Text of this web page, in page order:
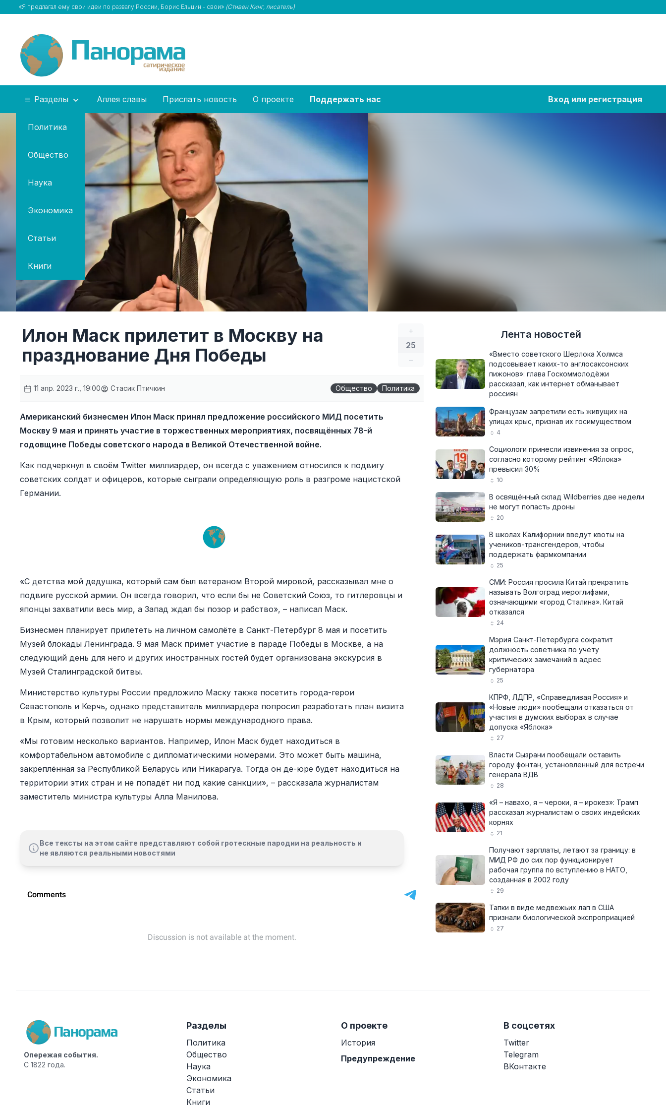
«Я предлагал ему свои идеи по развалу России, Борис Ельцин - свои» (Стивен Кинг, писатель)
Разделы
Политика
Общество
Наука
Экономика
Статьи
Книги
Аллея славы Прислать новость О проекте Поддержать нас Вход или регистрация
+
25
–
Илон Маск прилетит в Москву на
празднование Дня Победы
11 апр. 2023 г., 19:00 Стасик Птичкин Общество Политика
Американский бизнесмен Илон Маск принял предложение российского МИД посетить
Москву 9 мая и принять участие в торжественных мероприятиях, посвящённых 78-й
годовщине Победы советского народа в Великой Отечественной войне.
Как подчеркнул в своём Twitter миллиардер, он всегда с уважением относился к подвигу
советских солдат и офицеров, которые сыграли определяющую роль в разгроме нацистской
Германии.
«С детства мой дедушка, который сам был ветераном Второй мировой, рассказывал мне о
подвиге русской армии. Он всегда говорил, что если бы не Советский Союз, то гитлеровцы и
японцы захватили весь мир, а Запад ждал бы позор и рабство», – написал Маск.
Бизнесмен планирует прилететь на личном самолёте в Санкт-Петербург 8 мая и посетить
Музей блокады Ленинграда. 9 мая Маск примет участие в параде Победы в Москве, а на
следующий день для него и других иностранных гостей будет организована экскурсия в
Музей Сталинградской битвы.
Министерство культуры России предложило Маску также посетить города-герои
Севастополь и Керчь, однако представитель миллиардера попросил разработать план визита
в Крым, который позволит не нарушать нормы международного права.
«Мы готовим несколько вариантов. Например, Илон Маск будет находиться в
комфортабельном автомобиле с дипломатическими номерами. Это может быть машина,
закреплённая за Республикой Беларусь или Никарагуа. Тогда он де-юре будет находиться на
территории этих стран и не попадёт ни под какие санкции», – рассказала журналистам
заместитель министра культуры Алла Манилова.
Все тексты на этом сайте представляют собой гротескные пародии на реальность и
не являются реальными новостями
Лента новостей
«Вместо советского Шерлока Холмса
подсовывает каких-то англосаксонских
пижонов»: глава Госкоммолодёжи
рассказал, как интернет обманывает
россиян
Французам запретили есть живущих на
улицах крыс, признав их госимуществом
4
Социологи принесли извинения за опрос,
согласно которому рейтинг «Яблока»
превысил 30%
10
В освящённый склад Wildberries две недели
не могут попасть дроны
20
В школах Калифорнии введут квоты на
учеников-трансгендеров, чтобы
поддержать фармкомпании
25
СМИ: Россия просила Китай прекратить
называть Волгоград иероглифами,
означающими «город Сталина». Китай
отказался
24
Мэрия Санкт-Петербурга сократит
должность советника по учёту
критических замечаний в адрес
губернатора
25
КПРФ, ЛДПР, «Справедливая Россия» и
«Новые люди» пообещали отказаться от
участия в думских выборах в случае
допуска «Яблока»
27
Власти Сызрани пообещали оставить
городу фонтан, установленный для встречи
генерала ВДВ
28
«Я – навахо, я – чероки, я – ирокез»: Трамп
рассказал журналистам о своих индейских
корнях
21
Получают зарплаты, летают за границу: в
МИД РФ до сих пор функционирует
рабочая группа по вступлению в НАТО,
созданная в 2002 году
29
Тапки в виде медвежьих лап в США
признали биологической экспроприацией
27
Опережая события.
С 1822 года.
Разделы
Политика
Общество
Наука
Экономика
Статьи
Книги
О проекте
История
Предупреждение
В соцсетях
Twitter
Telegram
ВКонтакте